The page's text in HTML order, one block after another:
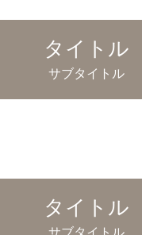
タイトル
サブタイトル
タイトル
サブタイトル